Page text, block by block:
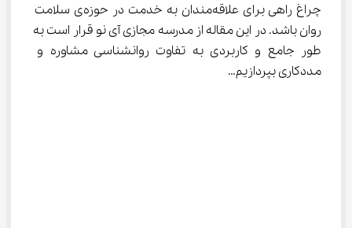
چراغ راهی برای علاقه‌مندان به خدمت در حوزه‌ی سلامت
روان باشد. در این مقاله از مدرسه مجازی آی نو قرار است به
طور جامع و کاربردی به تفاوت روانشناسی مشاوره و
مددکاری بپردازیم…